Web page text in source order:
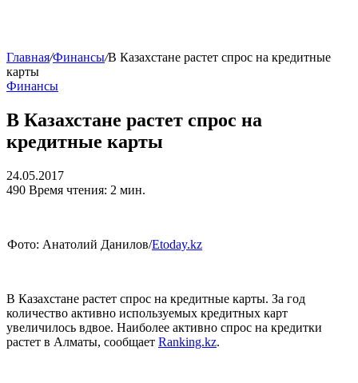
Главная/Финансы/В Казахстане растет спрос на кредитные
карты
Финансы
В Казахстане растет спрос на
кредитные карты
24.05.2017
490 Время чтения: 2 мин.
Фото: Анатолий Данилов/Etoday.kz
В Казахстане растет спрос на кредитные карты. За год
количество активно используемых кредитных карт
увеличилось вдвое. Наиболее активно спрос на кредитки
растет в Алматы, сообщает Ranking.kz.